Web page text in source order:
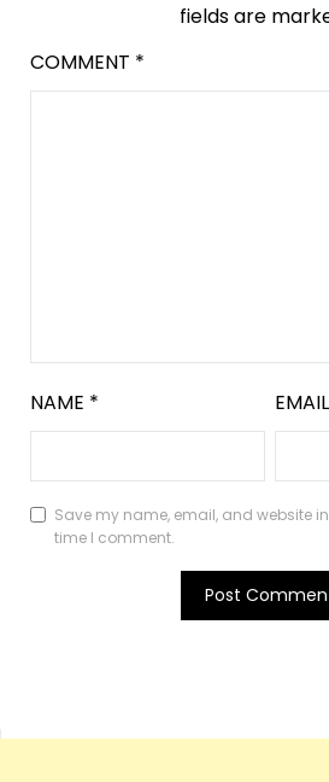
fields are
COMMENT *
NAME * EMAIL
Save my name, email, and website
time I comment.